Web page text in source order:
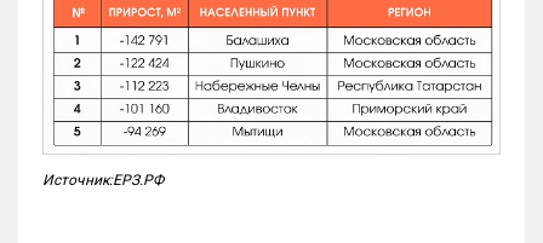
Источник:ЕРЗ.РФ